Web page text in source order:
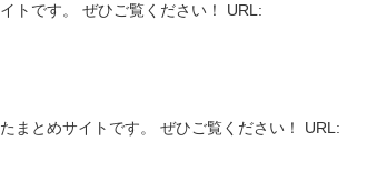
トです。 ぜひご覧ください！ URL:
まとめサイトです。 ぜひご覧ください！ URL: